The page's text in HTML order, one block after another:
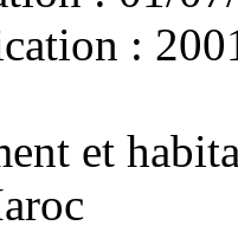
:
et